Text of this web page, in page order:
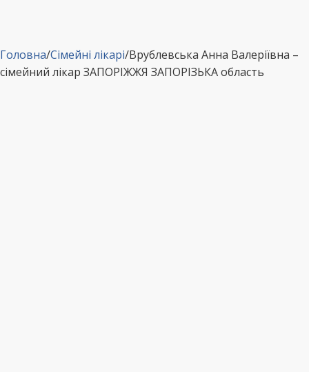
Головна/Сімейні лікарі/Врублевська Анна Валеріївна –
сімейний лікар ЗАПОРІЖЖЯ ЗАПОРІЗЬКА область